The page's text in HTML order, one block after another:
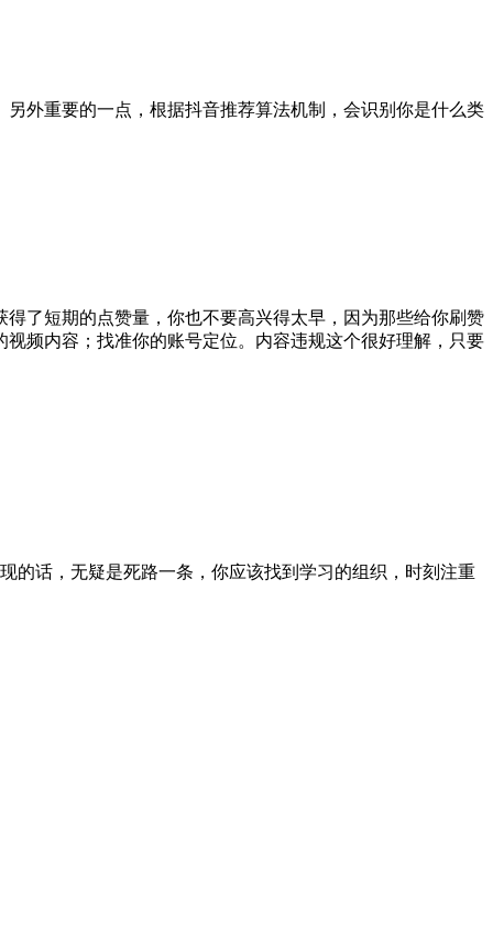
外重要的一点，根据抖音推荐算法机制，会识别你是什么类
了短期的点赞量，你也不要高兴得太早，因为那些给你刷赞
频内容；找准你的账号定位。内容违规这个很好理解，只要
的话，无疑是死路一条，你应该找到学习的组织，时刻注重